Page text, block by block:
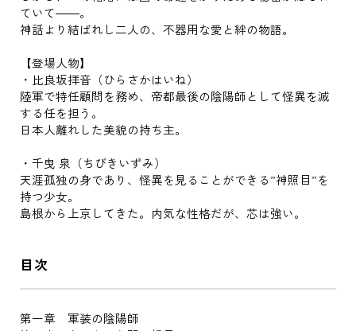
ていて――。
神話より結ばれし二人の、不器用な愛と絆の物語。
【登場人物】
・比良坂拝音（ひらさかはいね）
陸軍で特任顧問を務め、帝都最後の陰陽師として怪異を滅
する任を担う。
日本人離れした美貌の持ち主。
・千曳 泉（ちびきいずみ）
天涯孤独の身であり、怪異を見ることができる”神照目”を
持つ少女。
島根から上京してきた。内気な性格だが、芯は強い。
目次
第一章 軍装の陰陽師